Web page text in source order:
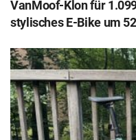
VanMoof-Klon für
stylisches E-Bike um